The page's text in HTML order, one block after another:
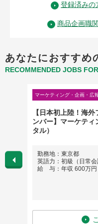
登録済みの
商品企画職
あなたにおすすめ
RECOMMENDED JOBS
マーケティング・企画・広
【日本初上陸！海
ンバー】マーケテ
タル）
勤務地：東京都
英語力：初級（日常会
給 与：年収 600万円